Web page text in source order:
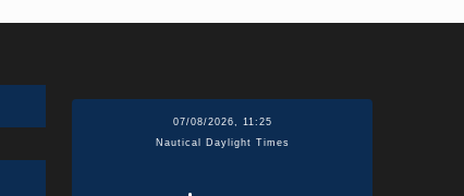
07/08/2026, 11:25
Nautical Daylight Times